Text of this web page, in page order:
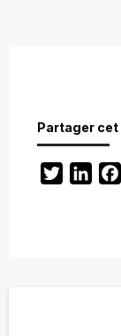
Partager
Twitter